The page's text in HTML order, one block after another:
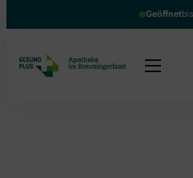
Geöffnet